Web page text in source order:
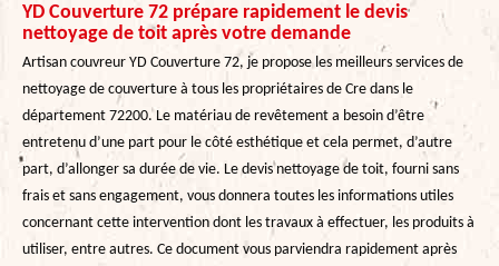
YD Couverture 72 prépare rapidement le devis
nettoyage de toit après votre demande
Artisan couvreur YD Couverture 72, je propose les meilleurs services de
nettoyage de couverture à tous les propriétaires de Cre dans le
département 72200. Le matériau de revêtement a besoin d’être
entretenu d’une part pour le côté esthétique et cela permet, d’autre
part, d’allonger sa durée de vie. Le devis nettoyage de toit, fourni sans
frais et sans engagement, vous donnera toutes les informations utiles
concernant cette intervention dont les travaux à effectuer, les produits à
utiliser, entre autres. Ce document vous parviendra rapidement après